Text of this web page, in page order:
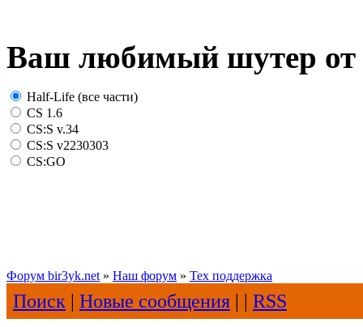
Ваш любимый шутер от
Half-Life (все части)
CS 1.6
CS:S v.34
CS:S v2230303
CS:GO
Форум bir3yk.net » Наш форум » Тех поддержка
Поиск | Новые сообщения | | RSS